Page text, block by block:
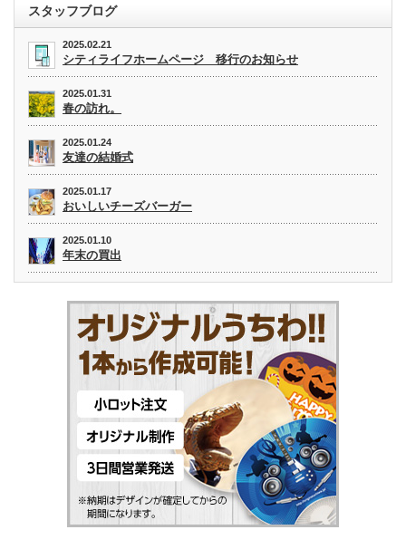
スタッフブログ
2025.02.21
シティライフホームページ 移行のお知らせ
2025.01.31
春の訪れ。
2025.01.24
友達の結婚式
2025.01.17
おいしいチーズバーガー
2025.01.10
年末の買出